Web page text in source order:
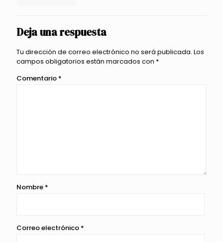
Deja una respuesta
Tu dirección de correo electrónico no será publicada. Los
campos obligatorios están marcados con *
Comentario *
Nombre *
Correo electrónico *